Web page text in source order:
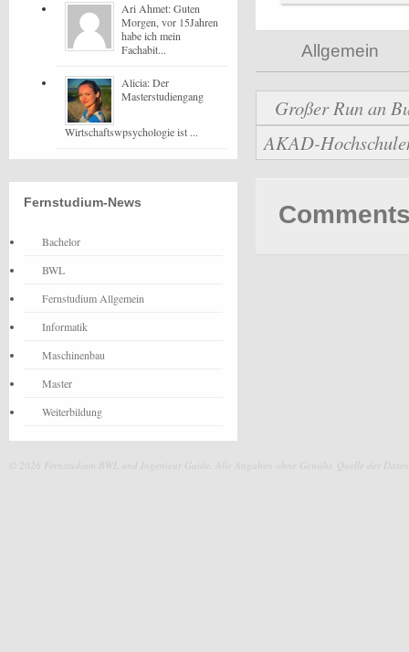
Allgemein
Großer Run an
AKAD-
Ari Ahmet: Guten
Morgen, vor 15Jahren
habe ich mein
Fachabit...
Alicia: Der
Masterstudiengang
Wirtschaftswpsychologie ist ...
Fernstudium-News
Bachelor
BWL
Fernstudium Allgemein
Informatik
Maschinenbau
Master
Weiterbildung
© 2026 Fernstudium BWL und Ingenieur Guide. Alle Angaben ohne Gewähr. Quelle der